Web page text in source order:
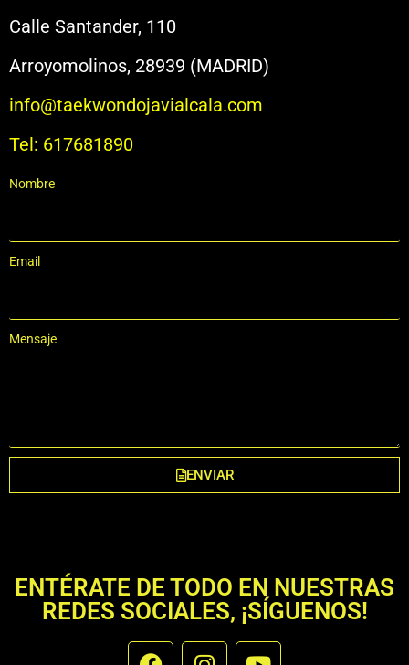
Calle Santander, 110
Arroyomolinos, 28939 (MADRID)
info@taekwondojavialcala.com
Tel: 617681890
Nombre
Email
Mensaje
ENVIAR
ENTÉRATE DE TODO EN NUESTRAS
REDES SOCIALES, ¡SÍGUENOS!